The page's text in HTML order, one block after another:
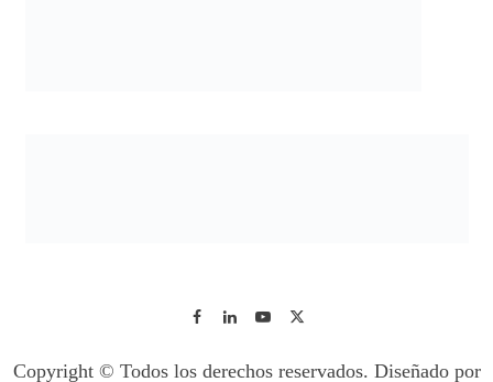
Copyright © Todos los derechos reservados. Diseñado por